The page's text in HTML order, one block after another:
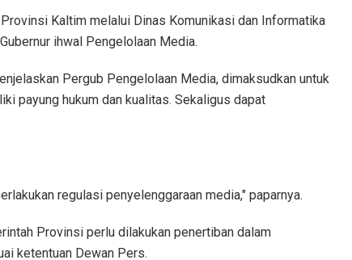
Kaltim melalui Dinas Komunikasi dan Informatika
ihwal Pengelolaan Media.
Pergub Pengelolaan Media, dimaksudkan untuk
payung hukum dan kualitas. Sekaligus dapat
regulasi penyelenggaraan media," paparnya.
Provinsi perlu dilakukan penertiban dalam
ketentuan Dewan Pers.